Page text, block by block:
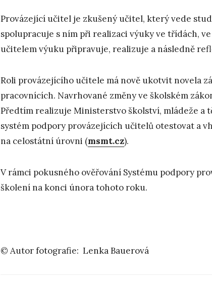
Provázející učitel je zkušený učitel, který vede
spolupracuje s ním při realizaci výuky ve třídách,
učitelem výuku připravuje, realizuje a následně
Roli provázejícího učitele má nově ukotvit novela
pracovnících. Navrhované změny ve školském
Předtím realizuje Ministerstvo školství, mládeže a
systém podpory provázejících učitelů otestovat a
na celostátní úrovni (msmt.cz).
V rámci pokusného ověřování Systému podpory
školení na konci února tohoto roku.
© Autor fotografie: Lenka Bauerová